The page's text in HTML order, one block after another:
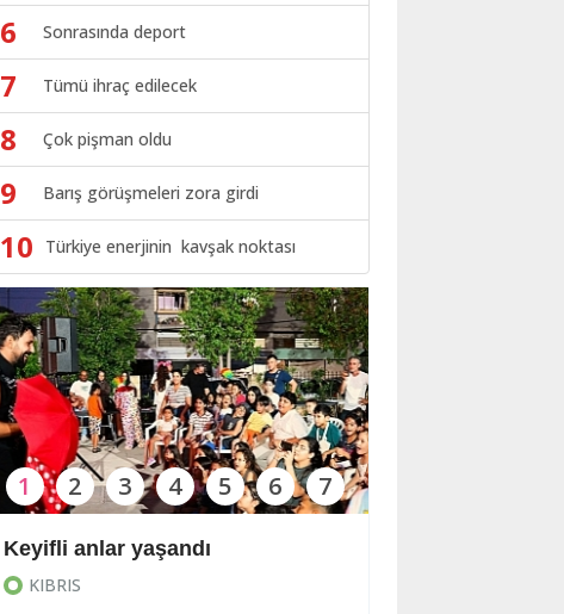
6 Sonrasında deport
7 Tümü ihraç edilecek
8 Çok pişman oldu
9 Barış görüşmeleri zora girdi
10 Türkiye enerjinin kavşak noktası
Keyifli anlar yaşandı
KIBRIS
1 2 3 4 5 6 7